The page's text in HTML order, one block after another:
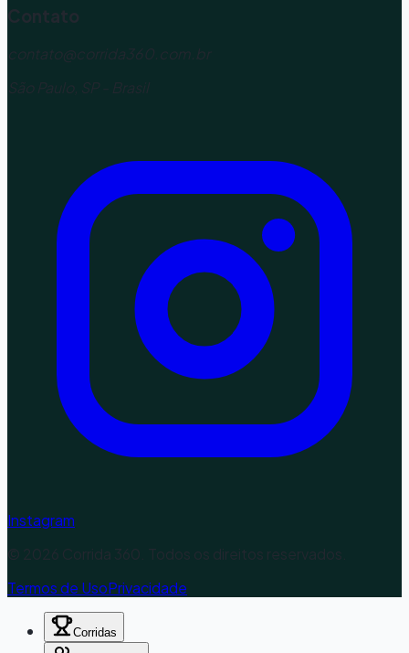
Contato
contato@corrida360.com.br
São Paulo, SP - Brasil
Instagram
© 2026 Corrida 360. Todos os direitos reservados.
Termos de UsoPrivacidade
Corridas